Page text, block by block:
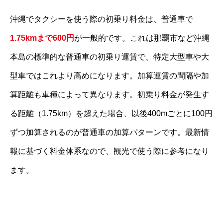
沖縄でタクシーを使う際の初乗り料金は、普通車で
1.75kmまで600円 が一般的です。これは那覇市など沖縄
本島の標準的な普通車の初乗り運賃で、特定大型車や大
型車ではこれより高めになります。加算運賃の間隔や加
算距離も車種によって異なります。初乗り料金が発生す
る距離（1.75km）を超えた場合、以後400mごとに100円
ずつ加算されるのが普通車の加算パターンです。最新情
報に基づく料金体系なので、観光で使う際に参考になり
ます。